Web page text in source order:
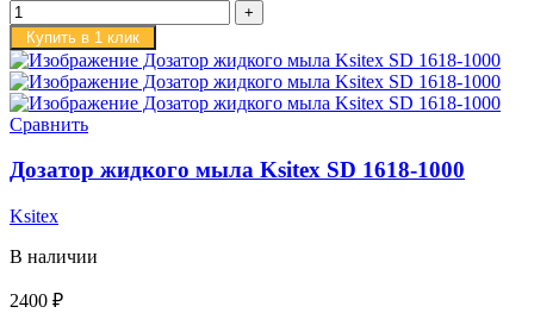
Купить в 1 клик
Сравнить
Дозатор жидкого мыла Ksitex SD 1618-1000
Ksitex
В наличии
2400 ₽